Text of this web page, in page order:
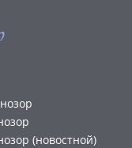
(новостной)